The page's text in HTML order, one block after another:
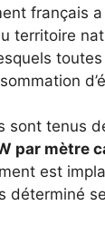
français
territoire
sont tenus
par mètre
est
déterminé